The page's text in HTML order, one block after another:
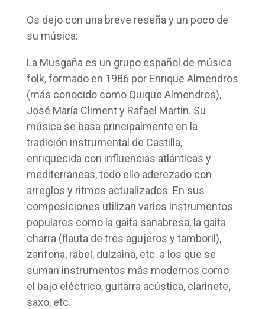
Os dejo con una breve reseña y un poco de
su música:
La Musgaña es un grupo español de música
folk, formado en 1986 por Enrique Almendros
(más conocido como Quique Almendros),
José María Climent y Rafael Martín. Su
música se basa principalmente en la
tradición instrumental de Castilla,
enriquecida con influencias atlánticas y
mediterráneas, todo ello aderezado con
arreglos y ritmos actualizados. En sus
composiciones utilizan varios instrumentos
populares como la gaita sanabresa, la gaita
charra (flauta de tres agujeros y tamboril),
zanfona, rabel, dulzaina, etc. a los que se
suman instrumentos más modernos como
el bajo eléctrico, guitarra acústica, clarinete,
saxo, etc.